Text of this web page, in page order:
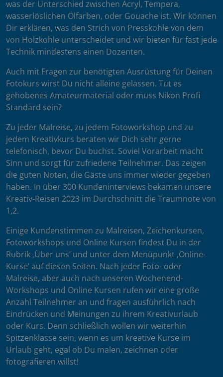
was der Unterschied zwischen Acryl, Tempera,
wasserlöslichen Ölfarben, oder Gouache ist. Wir können
Dir erklären, was den Strich von Presskohle von dem
von Holzkohle unterscheidet und wir bieten für fast jede
Technik mindestens einen Dozenten.
Auch mit Fragen zur benötigten Ausrüstung für Deinen
Fotokurs wirst Du nicht alleine gelassen. Tut es
gehobenes Amateurmaterial oder muss Nikon Profi
Standard sein?
Zu jeder Malreise, zu jedem Fotoworkshop und zu
jedem Kreativkurs beraten wir Dich sehr gerne
telefonisch, bevor Du buchst. Soviel Vorarbeit macht
Sinn und sorgt für zufriedene Teilnehmer. Das zeigen
die guten Noten, die Gäste uns immer wieder gegeben
haben. In über 300 Kundeninterviews bekamen unsere
Kreativ-Reisen 2023 im Durchschnitt die Traumnote von
1,2.
Einige Kundenstimmen zu Malreisen, Zeichenkursen,
Fotoworkshops und Online Kursen findest Du in der
Rubrik ‚Über uns’ und unter dem Menüpunkt ‚Online-
Kurse’ auf diesen Seiten. Nach jeder Foto- oder
Malreise, aber auch nach unseren Wochenend-
Workshops und Online Kursen rufen wir eine große
Anzahl Teilnehmer an und fragen ausführlich nach
Eindrücken und Meinungen zu ihrem Kreativurlaub
oder Kurs. Denn schließlich wollen wir weiterhin
Spitzenklasse sein, wenn es um kreative Kurse im
Urlaub geht, egal ob Du malen, zeichnen oder
fotografieren willst!